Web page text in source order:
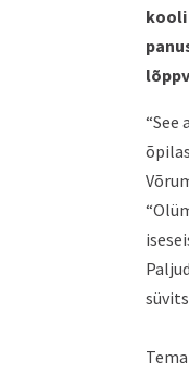
kooli